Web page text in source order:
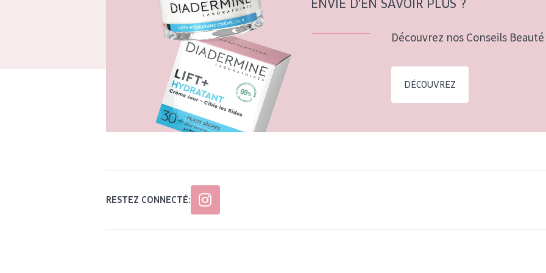
ENVIE D'EN SAVOIR PLUS ?
Découvrez nos Conseils
DÉCOUVREZ
RESTEZ CONNECTÉ: